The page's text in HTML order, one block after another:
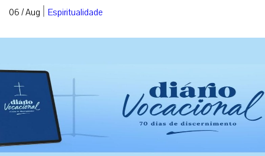
06 / Aug | Espiritualidade